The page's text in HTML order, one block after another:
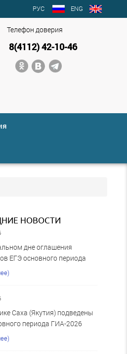
РУС ENG
Телефон доверия
8(4112) 42-10-46
НОВОСТИ
дне оглашения
ЕГЭ основного периода
Саха (Якутия) подведены
периода ГИА-2026